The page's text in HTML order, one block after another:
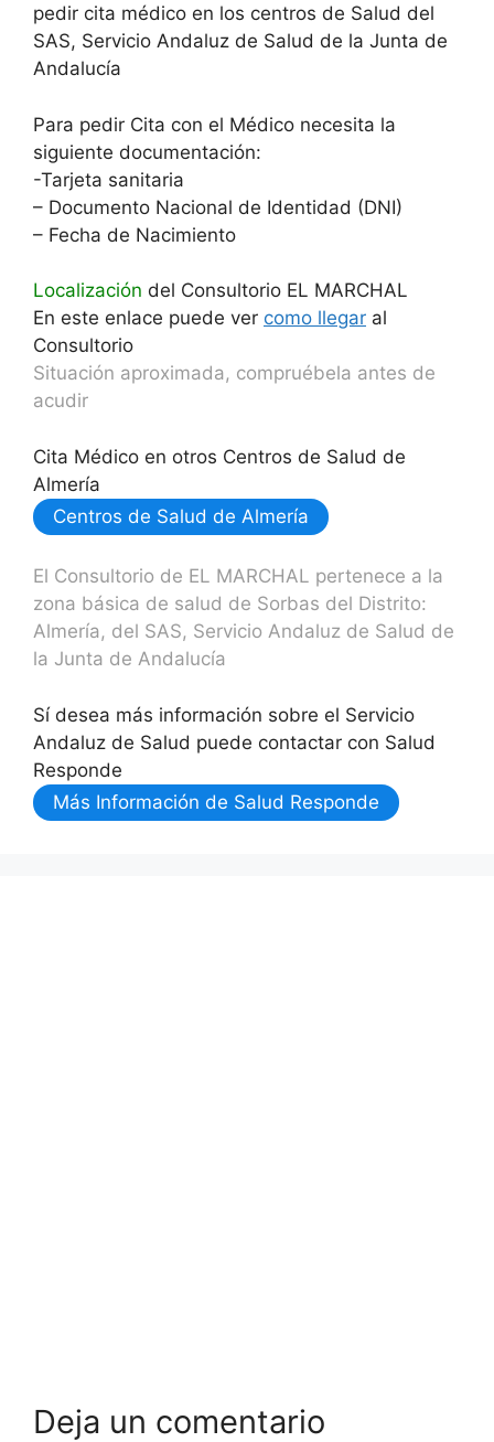
pedir cita médico en los centros de Salud del
SAS, Servicio Andaluz de Salud de la Junta de
Andalucía
Para pedir Cita con el Médico necesita la
siguiente documentación:
-Tarjeta sanitaria
– Documento Nacional de Identidad (DNI)
– Fecha de Nacimiento
Localización del Consultorio EL MARCHAL
En este enlace puede ver como llegar al
Consultorio
Situación aproximada, compruébela antes de
acudir
Cita Médico en otros Centros de Salud de
Almería
Centros de Salud de Almería
El Consultorio de EL MARCHAL pertenece a la
zona básica de salud de Sorbas del Distrito:
Almería, del SAS, Servicio Andaluz de Salud de
la Junta de Andalucía
Sí desea más información sobre el Servicio
Andaluz de Salud puede contactar con Salud
Responde
Más Información de Salud Responde
Deja un comentario